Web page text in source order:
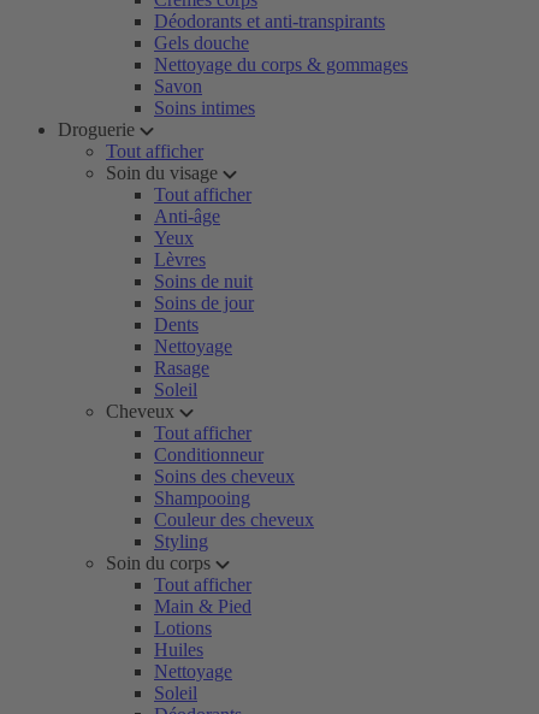
Déodorants et anti-transpirants
Gels douche
Nettoyage du corps & gommages
Savon
Soins intimes
Droguerie
Tout afficher
Soin du visage
Tout afficher
Anti-âge
Yeux
Lèvres
Soins de nuit
Soins de jour
Dents
Nettoyage
Rasage
Soleil
Cheveux
Tout afficher
Conditionneur
Soins des cheveux
Shampooing
Couleur des cheveux
Styling
Soin du corps
Tout afficher
Main & Pied
Lotions
Huiles
Nettoyage
Soleil